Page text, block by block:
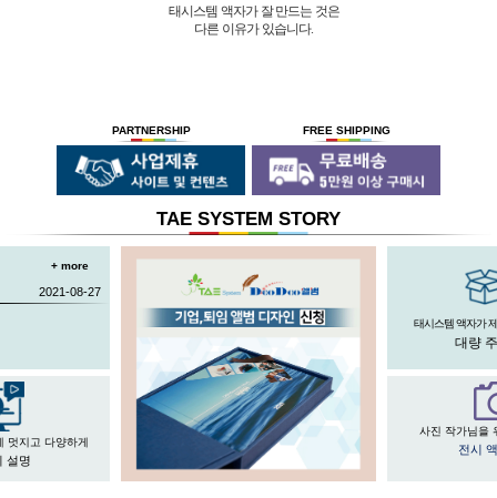
태시스템 액자가 잘 만드는 것은
다른 이유가 있습니다.
30년의 역사를 갖고 있는 회사입니다.
절대적인 제품을 만들기 위해
전 직원이 노력하고 있습니다.
세계 각국에 기계수출은 물론 기술지원을
하고 있습니다.
세계 최초로 개발하고
안전과 효과 효율을 인정받아
획득 하였습니다.
PARTNERSHIP FREE SHIPPING
TAE SYSTEM STORY
+ more
2021-08-27
태시스템 액자가
대량
멋지고 다양하게
설명
사진 작가님을
전시